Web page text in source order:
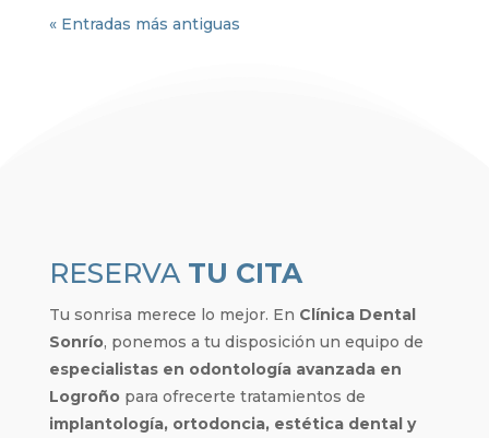
« Entradas más antiguas
RESERVA TU CITA
Tu sonrisa merece lo mejor. En Clínica Dental
Sonrío, ponemos a tu disposición un equipo de
especialistas en odontología avanzada en
Logroño para ofrecerte tratamientos de
implantología, ortodoncia, estética dental y